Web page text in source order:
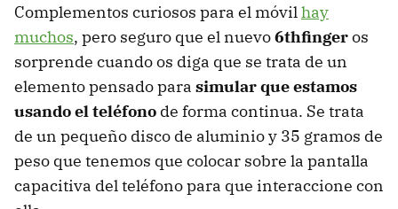
Complementos curiosos para el móvilhay
muchos, pero seguro que el nuevo6thfingeros
sorprende cuando os diga que se trata de un
elemento pensado para simular que estamos
usando el teléfono de forma continua. Se trata
de un pequeño disco de aluminio y 35 gramos de
peso que tenemos que colocar sobre la pantalla
capacitiva del teléfono para que interaccione con